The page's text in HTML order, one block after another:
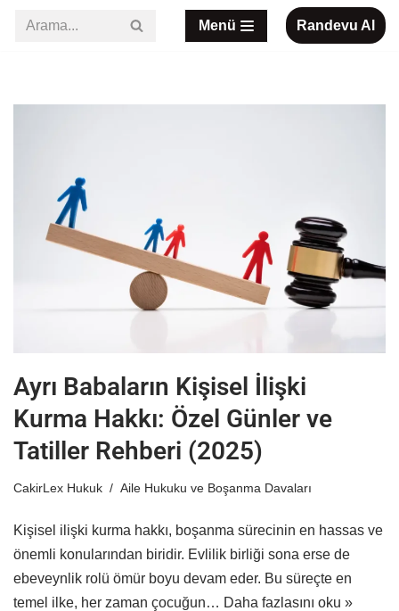
Menü Randevu Al
Ayrı Babaların Kişisel İlişki
Kurma Hakkı: Özel Günler ve
Tatiller Rehberi (2025)
CakirLex Hukuk Aile Hukuku ve Boşanma Davaları
Kişisel ilişki kurma hakkı, boşanma sürecinin en hassas ve
önemli konularından biridir. Evlilik birliği sona erse de
ebeveynlik rolü ömür boyu devam eder. Bu süreçte en
temel ilke, her zaman çocuğun… Daha fazlasını oku »